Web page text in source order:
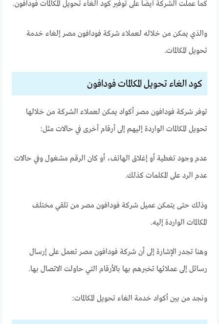
كما عملت الشركة أيضًا على توفير كود الغاء تحويل المكالمات فودافون.
والذي يمكن من خلاله لعملاء شركة فودافون مصر إلغاء خدمة
تحويل المكالمات.
كود الغاء تحويل المكالمات فودافون
توفر شركة فودافون مصر أكواد يمكن لعملاء الشركة من خلالها
تحويل المكالمات الواردة إليهم إلى أرقام أخرى في حالات مثل:
عدم وجود تغطية أو إغلاق الهاتف، أو كان الرقم مشغول وفي حالات
عدم الرد على المكلمات كذلك.
وذلك حتى يتمكن عميل شركة فودافون مصر من تلقي مختلف
المكالمات الواردة إليه.
وهنا تجدر الإشارة إلى أن شركة فودافون مصر تعمل على إرسال
رسائل إلى عملائها تخبرهم بها بالأرقام التي حاولت الاتصال بها.
ونجد من بين أكواد خدمة الغاء تحويل المكالمات: